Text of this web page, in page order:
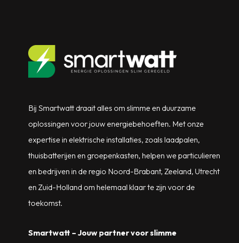
Bij Smartwatt draait alles om slimme en duurzame
oplossingen voor jouw energiebehoeften. Met onze
expertise in elektrische installaties, zoals laadpalen,
thuisbatterijen en groepenkasten, helpen we particulieren
en bedrijven in de regio Noord-Brabant, Zeeland, Utrecht
en Zuid-Holland om helemaal klaar te zijn voor de
toekomst.
Smartwatt – Jouw partner voor slimme